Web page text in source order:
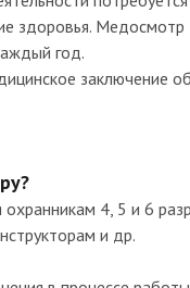
здоровья.
год.
заключение
4, 5 и 6
и др.